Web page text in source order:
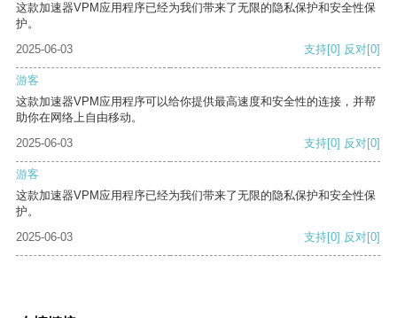
这款加速器VPM应用程序已经为我们带来了无限的隐私保护和安全性保
护。
2025-06-03
支持[0] 反对[0]
游客
这款加速器VPM应用程序可以给你提供最高速度和安全性的连接，并帮
助你在网络上自由移动。
2025-06-03
支持[0] 反对[0]
游客
这款加速器VPM应用程序已经为我们带来了无限的隐私保护和安全性保
护。
2025-06-03
支持[0] 反对[0]